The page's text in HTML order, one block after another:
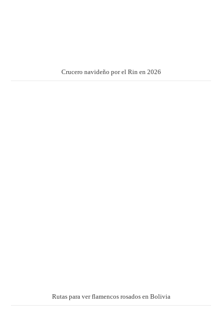
Crucero navideño por el Rin en 2026
Rutas para ver flamencos rosados en Bolivia